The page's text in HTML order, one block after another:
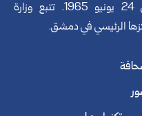
تأسست في 24 يونيو 1965. تتبع وزارة
الرئيسي في دمشق.